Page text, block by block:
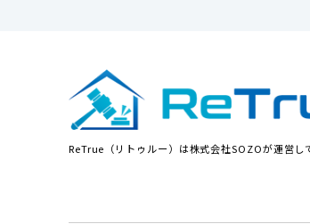
ReTrue（リトゥルー）は株式会社SOZOが運営し